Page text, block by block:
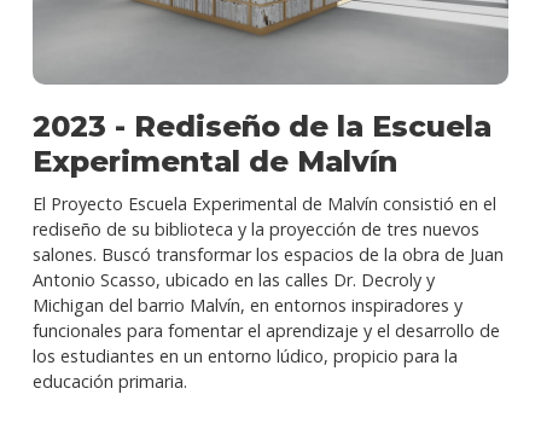
2023 - Rediseño de la Escuela
Experimental de Malvín
El Proyecto Escuela Experimental de Malvín consistió en el
rediseño de su biblioteca y la proyección de tres nuevos
salones. Buscó transformar los espacios de la obra de Juan
Antonio Scasso, ubicado en las calles Dr. Decroly y
Michigan del barrio Malvín, en entornos inspiradores y
funcionales para fomentar el aprendizaje y el desarrollo de
los estudiantes en un entorno lúdico, propicio para la
educación primaria.